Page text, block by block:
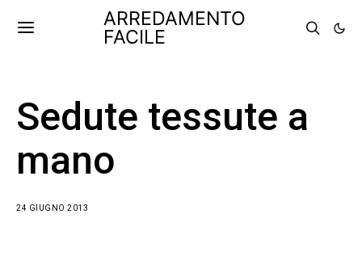
ARREDAMENTO
FACILE
Sedute tessute a
mano
24 GIUGNO 2013